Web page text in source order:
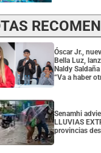
Óscar Jr.,
Bella Luz,
Naldy
“Va a haber
Senamhi
LLUVIAS
provincias